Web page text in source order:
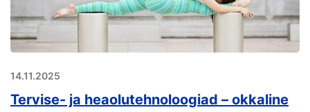
14.11.2025
Tervise- ja heaolutehnoloogiad – okkaline